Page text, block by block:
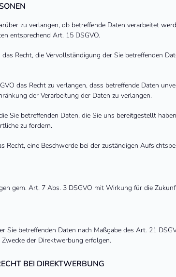
zu verlangen, ob betreffende Daten verarbeitet
entsprechend Art. 15 DSGVO.
Recht, die Vervollständigung der Sie betreffenden
das Recht zu verlangen, dass betreffende Daten
der Verarbeitung der Daten zu verlangen.
Sie betreffenden Daten, die Sie uns bereitgestellt
zu fordern.
Recht, eine Beschwerde bei der zuständigen
gem. Art. 7 Abs. 3 DSGVO mit Wirkung für die
Sie betreffenden Daten nach Maßgabe des Art. 21
der Direktwerbung erfolgen.
BEI DIREKTWERBUNG